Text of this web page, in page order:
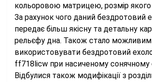
кольоровою матрицею, розмір якого
За рахунок чого даний бездротовий
передає більш якісну та детальну
рельєфу дна. Також стало можливим
використовувати бездротовий
ff718licw при насиченому сонячному
Відбулися також модифікації з